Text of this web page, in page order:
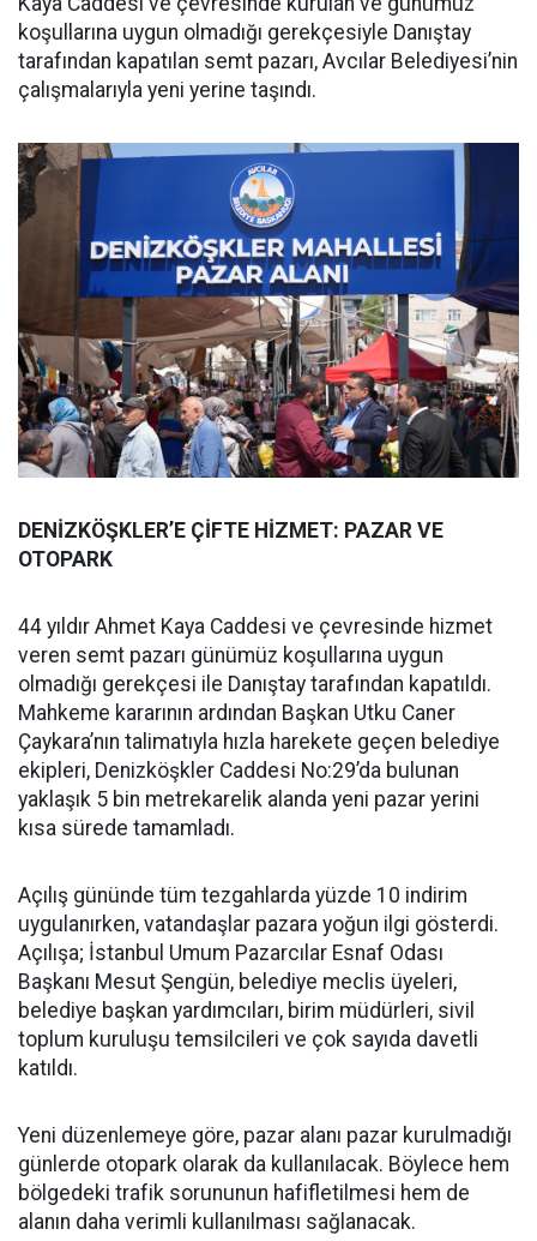
koşullarına uygun olmadığı gerekçesiyle Danıştay
tarafından kapatılan semt pazarı, Avcılar Belediyesi’nin
çalışmalarıyla yeni yerine taşındı.
DENİZKÖŞKLER’E ÇİFTE HİZMET: PAZAR VE
OTOPARK
44 yıldır Ahmet Kaya Caddesi ve çevresinde hizmet
veren semt pazarı günümüz koşullarına uygun
olmadığı gerekçesi ile Danıştay tarafından kapatıldı.
Mahkeme kararının ardından Başkan Utku Caner
Çaykara’nın talimatıyla hızla harekete geçen belediye
ekipleri, Denizköşkler Caddesi No:29’da bulunan
yaklaşık 5 bin metrekarelik alanda yeni pazar yerini
kısa sürede tamamladı.
Açılış gününde tüm tezgahlarda yüzde 10 indirim
uygulanırken, vatandaşlar pazara yoğun ilgi gösterdi.
Açılışa; İstanbul Umum Pazarcılar Esnaf Odası
Başkanı Mesut Şengün, belediye meclis üyeleri,
belediye başkan yardımcıları, birim müdürleri, sivil
toplum kuruluşu temsilcileri ve çok sayıda davetli
katıldı.
Yeni düzenlemeye göre, pazar alanı pazar kurulmadığı
günlerde otopark olarak da kullanılacak. Böylece hem
bölgedeki trafik sorununun hafifletilmesi hem de
alanın daha verimli kullanılması sağlanacak.